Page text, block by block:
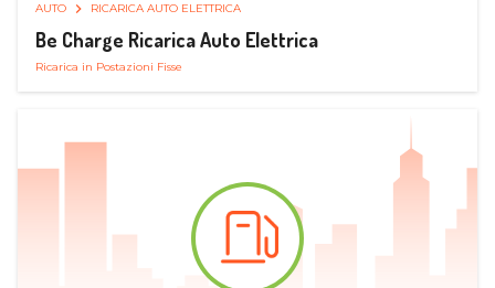
AUTO RICARICA AUTO ELETTRICA
Be Charge Ricarica Auto Elettrica
Ricarica in Postazioni Fisse